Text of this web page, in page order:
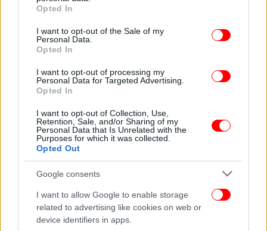
grant or deny consent to Google and its third-party tags to
use your data for below specified purposes in below Google
consent section.
Opted In
I want to opt-out of the Sale of my
Personal Data.
Opted In
I want to opt-out of processing my
Personal Data for Targeted Advertising.
Opted In
I want to opt-out of Collection, Use,
Retention, Sale, and/or Sharing of my
Personal Data that Is Unrelated with the
Purposes for which it was collected.
Opted Out
Google consents
I want to allow Google to enable storage
related to advertising like cookies on web or
device identifiers in apps.
άλλους εξετασθέντες μάρτυρες και άλλοι είναι
ουσιώδεις μάρτυρες για γεγονότα που έχουν άμεση
και ουσιώδη σχέση με τις ερευνητέες αβάσιμες και
αναληθείς κατηγορίες που διατυπώνονται εναντίον
μου. Καθόσον αυτοί γνωρίζουν ότι εγώ ουδέποτε
παρενέβην στα καθήκοντά τους κατά την επίδικη
περίοδο και ότι ως εκ τούτου τα όσα αντίθετα
κατέθεσαν κάποιοι μάρτυρες (Εισαγγελείς και
Μιωνής) είναι τελείως αναληθή και αντιφατικά.
Αθήνα, 29 Απριλίου 2020.
Ο Αιτών Οι πληρεξούσιοι Δικηγόροι μου».